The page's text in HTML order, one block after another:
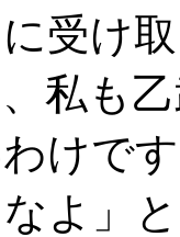
受け
私も
けで
よ」